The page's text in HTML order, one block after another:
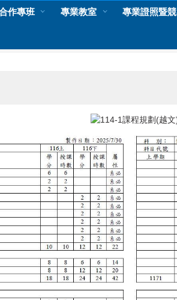
作專班 專業教室 專業證照暨